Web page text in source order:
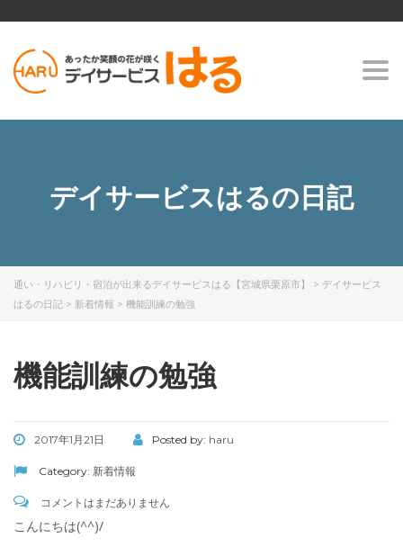
デイサービスはるの日記
通い・リハビリ・宿泊が出来るデイサービスはる【宮城県栗原市】 > デイサービス
はるの日記 > 新着情報 > 機能訓練の勉強
機能訓練の勉強
2017年1月21日 Posted by: haru
Category: 新着情報
コメントはまだありません
こんにちは(^^)/